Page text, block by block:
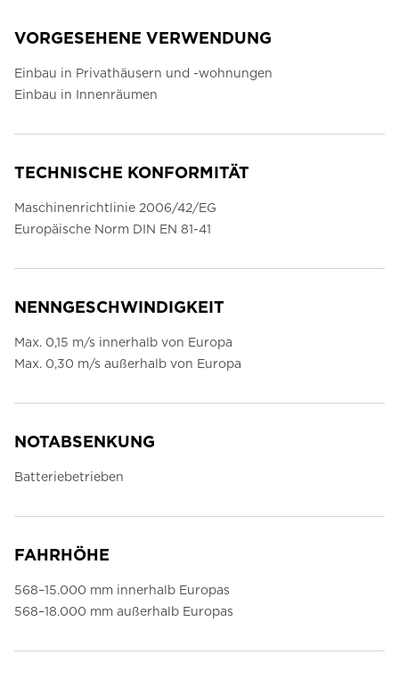
VORGESEHENE VERWENDUNG
Einbau in Privathäusern und -wohnungen
Einbau in Innenräumen
TECHNISCHE KONFORMITÄT
Maschinenrichtlinie 2006/42/EG
Europäische Norm DIN EN 81-41
NENNGESCHWINDIGKEIT
Max. 0,15 m/s innerhalb von Europa
Max. 0,30 m/s außerhalb von Europa
NOTABSENKUNG
Batteriebetrieben
FAHRHÖHE
568–15.000 mm innerhalb Europas
568–18.000 mm außerhalb Europas